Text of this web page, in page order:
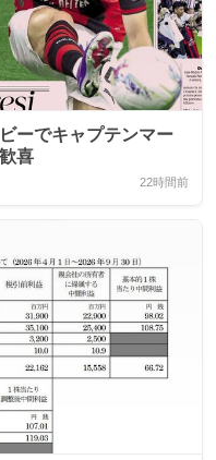
ーでキャプテンマー
喜
22時間前